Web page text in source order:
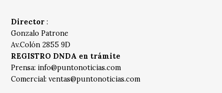
Director :
Gonzalo Patrone
Av.Colón 2855 9D
REGISTRO DNDA en trámite
Prensa: info@puntonoticias.com
Comercial:ventas@puntonoticias.com